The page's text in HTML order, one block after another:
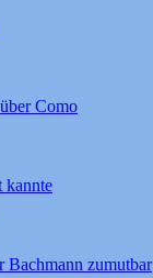
Como
kannte
Bachmann zumutbar